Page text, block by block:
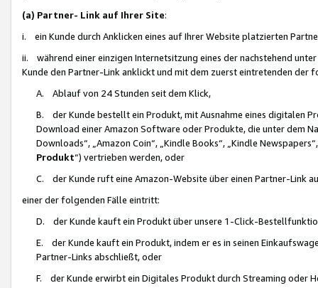
(a) Partner- Link auf Ihrer Site:
i. ein Kunde durch Anklicken eines auf Ihrer Website platzierten
ii. während einer einzigen Internetsitzung eines der nachstehend
Kunde den Partner-Link anklickt und mit dem zuerst eintretenden der
A. Ablauf von 24 Stunden seit dem Klick,
B. der Kunde bestellt ein Produkt, mit Ausnahme eines digitalen
Download einer Amazon Software oder Produkte, die unter dem
Downloads“, „Amazon Coin“, „Kindle Books“, „Kindle
Produkt“) vertrieben werden, oder
C. der Kunde ruft eine Amazon-Website über einen Partner-Link
einer der folgenden Fälle eintritt:
D. der Kunde kauft ein Produkt über unsere 1-Click-
E. der Kunde kauft ein Produkt, indem er es in seinen
Partner-Links abschließt, oder
F. der Kunde erwirbt ein Digitales Produkt durch Streaming oder